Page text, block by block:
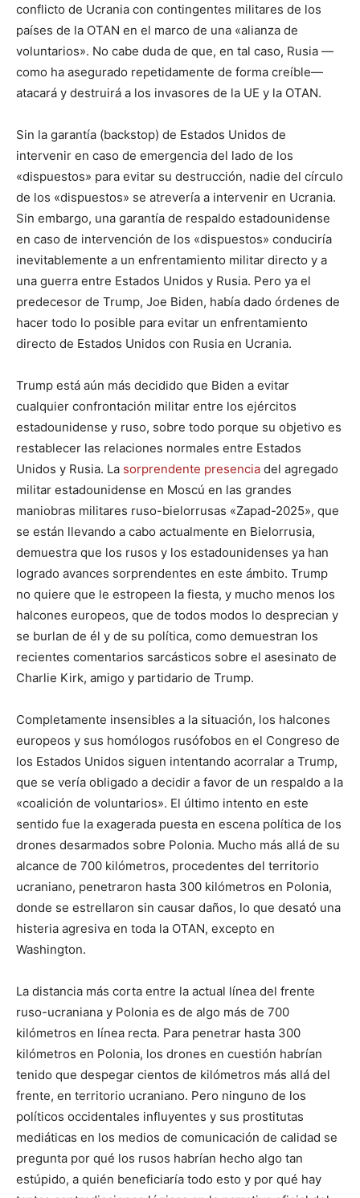
conflicto de Ucrania con contingentes militares de los
países de la OTAN en el marco de una «alianza de
voluntarios». No cabe duda de que, en tal caso, Rusia —
como ha asegurado repetidamente de forma creíble—
atacará y destruirá a los invasores de la UE y la OTAN.
Sin la garantía (backstop) de Estados Unidos de
intervenir en caso de emergencia del lado de los
«dispuestos» para evitar su destrucción, nadie del círculo
de los «dispuestos» se atrevería a intervenir en Ucrania.
Sin embargo, una garantía de respaldo estadounidense
en caso de intervención de los «dispuestos» conduciría
inevitablemente a un enfrentamiento militar directo y a
una guerra entre Estados Unidos y Rusia. Pero ya el
predecesor de Trump, Joe Biden, había dado órdenes de
hacer todo lo posible para evitar un enfrentamiento
directo de Estados Unidos con Rusia en Ucrania.
Trump está aún más decidido que Biden a evitar
cualquier confrontación militar entre los ejércitos
estadounidense y ruso, sobre todo porque su objetivo es
restablecer las relaciones normales entre Estados
Unidos y Rusia. La sorprendente presencia del agregado
militar estadounidense en Moscú en las grandes
maniobras militares ruso-bielorrusas «Zapad-2025», que
se están llevando a cabo actualmente en Bielorrusia,
demuestra que los rusos y los estadounidenses ya han
logrado avances sorprendentes en este ámbito. Trump
no quiere que le estropeen la fiesta, y mucho menos los
halcones europeos, que de todos modos lo desprecian y
se burlan de él y de su política, como demuestran los
recientes comentarios sarcásticos sobre el asesinato de
Charlie Kirk, amigo y partidario de Trump.
Completamente insensibles a la situación, los halcones
europeos y sus homólogos rusófobos en el Congreso de
los Estados Unidos siguen intentando acorralar a Trump,
que se vería obligado a decidir a favor de un respaldo a la
«coalición de voluntarios». El último intento en este
sentido fue la exagerada puesta en escena política de los
drones desarmados sobre Polonia. Mucho más allá de su
alcance de 700 kilómetros, procedentes del territorio
ucraniano, penetraron hasta 300 kilómetros en Polonia,
donde se estrellaron sin causar daños, lo que desató una
histeria agresiva en toda la OTAN, excepto en
Washington.
La distancia más corta entre la actual línea del frente
ruso-ucraniana y Polonia es de algo más de 700
kilómetros en línea recta. Para penetrar hasta 300
kilómetros en Polonia, los drones en cuestión habrían
tenido que despegar cientos de kilómetros más allá del
frente, en territorio ucraniano. Pero ninguno de los
políticos occidentales influyentes y sus prostitutas
mediáticas en los medios de comunicación de calidad se
pregunta por qué los rusos habrían hecho algo tan
estúpido, a quién beneficiaría todo esto y por qué hay